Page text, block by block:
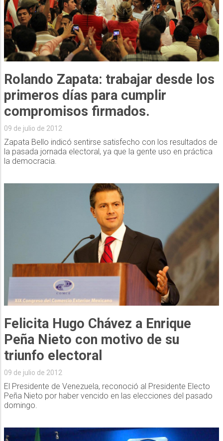
Rolando Zapata: trabajar desde los
primeros días para cumplir
compromisos firmados.
09 de julio de 2012
Zapata Bello indicó sentirse satisfecho con los resultados de
la pasada jornada electoral, ya que la gente uso en práctica
la democracia.
Felicita Hugo Chávez a Enrique
Peña Nieto con motivo de su
triunfo electoral
09 de julio de 2012
El Presidente de Venezuela, reconoció al Presidente Electo
Peña Nieto por haber vencido en las elecciones del pasado
domingo.